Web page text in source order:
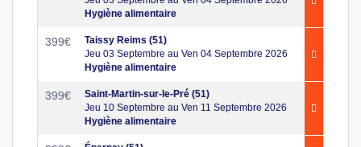
Hygiène alimentaire
399€
Taissy Reims (51)
Jeu 03 Septembre au Ven 04 Septembre 2026
Hygiène alimentaire
399€
Saint-Martin-sur-le-Pré (51)
Jeu 10 Septembre au Ven 11 Septembre 2026
Hygiène alimentaire